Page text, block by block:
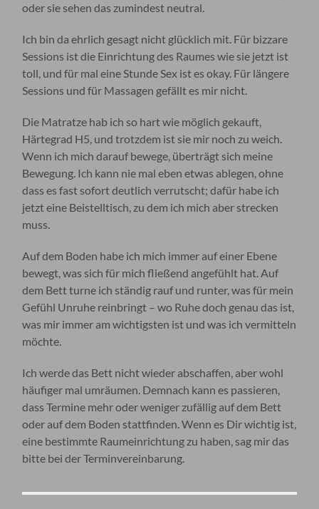
oder sie sehen das zumindest neutral.
Ich bin da ehrlich gesagt nicht glücklich mit. Für bizzare
Sessions ist die Einrichtung des Raumes wie sie jetzt ist
toll, und für mal eine Stunde Sex ist es okay. Für längere
Sessions und für Massagen gefällt es mir nicht.
Die Matratze hab ich so hart wie möglich gekauft,
Härtegrad H5, und trotzdem ist sie mir noch zu weich.
Wenn ich mich darauf bewege, überträgt sich meine
Bewegung. Ich kann nie mal eben etwas ablegen, ohne
dass es fast sofort deutlich verrutscht; dafür habe ich
jetzt eine Beistelltisch, zu dem ich mich aber strecken
muss.
Auf dem Boden habe ich mich immer auf einer Ebene
bewegt, was sich für mich fließend angefühlt hat. Auf
dem Bett turne ich ständig rauf und runter, was für mein
Gefühl Unruhe reinbringt – wo Ruhe doch genau das ist,
was mir immer am wichtigsten ist und was ich vermitteln
möchte.
Ich werde das Bett nicht wieder abschaffen, aber wohl
häufiger mal umräumen. Demnach kann es passieren,
dass Termine mehr oder weniger zufällig auf dem Bett
oder auf dem Boden stattfinden. Wenn es Dir wichtig ist,
eine bestimmte Raumeinrichtung zu haben, sag mir das
bitte bei der Terminvereinbarung.